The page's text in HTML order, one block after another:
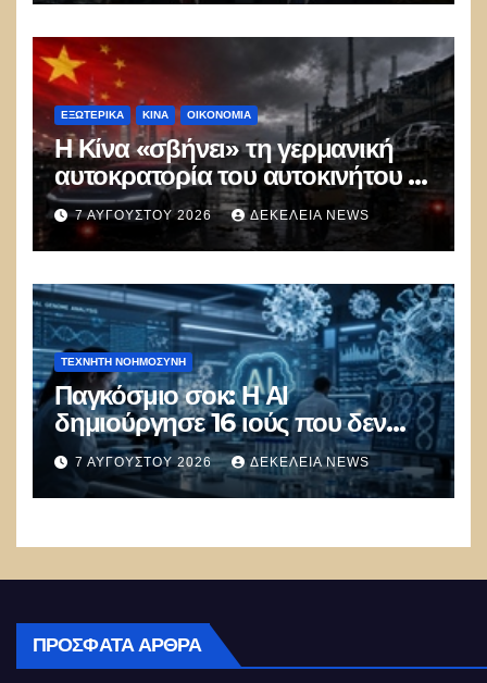
ΕΞΩΤΕΡΙΚΑ ΚΊΝΑ ΟΙΚΟΝΟΜΙΑ
Η Κίνα «σβήνει» τη γερμανική
αυτοκρατορία του αυτοκινήτου –
100.000 απολύσεις, λουκέτα και
πολιτικός πανικός
7 ΑΥΓΟΎΣΤΟΥ 2026 ΔΕΚΈΛΕΙΑ NEWS
ΤΕΧΝΗΤΉ ΝΟΗΜΟΣΎΝΗ
Παγκόσμιο σοκ: Η ΑΙ
δημιούργησε 16 ιούς που δεν
υπάρχουν στη φύση –
Συναγερμός: Ο εφιάλτης μόλις
άρχισε
7 ΑΥΓΟΎΣΤΟΥ 2026 ΔΕΚΈΛΕΙΑ NEWS
ΠΡΌΣΦΑΤΑ ΆΡΘΡΑ